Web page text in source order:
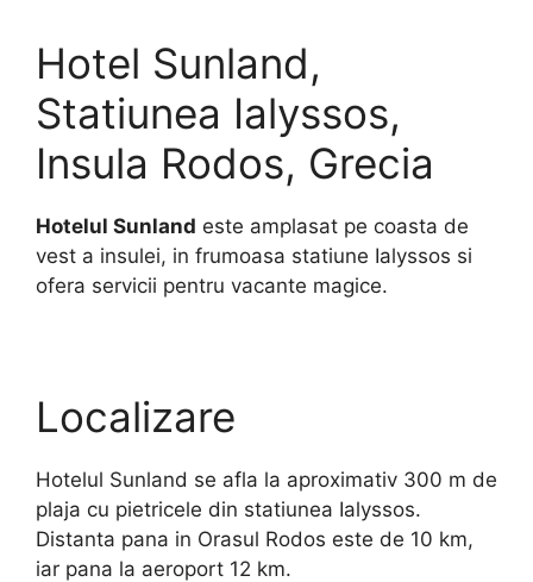
Hotel Sunland,
Statiunea Ialyssos,
Insula Rodos, Grecia
Hotelul Sunland este amplasat pe coasta de
vest a insulei, in frumoasa statiune Ialyssos si
ofera servicii pentru vacante magice.
Localizare
Hotelul Sunland se afla la aproximativ 300 m de
plaja cu pietricele din statiunea Ialyssos.
Distanta pana in Orasul Rodos este de 10 km,
iar pana la aeroport 12 km.